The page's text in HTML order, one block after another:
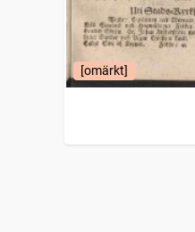
[omärkt]